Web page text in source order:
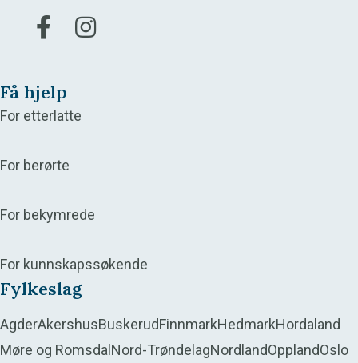
Gå til vår Facebook
Gå til vår Instagram
Få hjelp
For etterlatte
For berørte
For bekymrede
For kunnskapssøkende
Fylkeslag
AgderAkershusBuskerudFinnmarkHedmarkHordaland
Møre og Romsdal Nord-TrøndelagNordlandOpplandOslo